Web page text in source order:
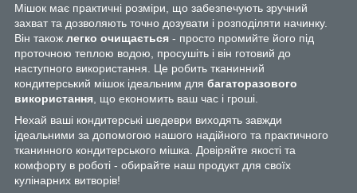
Мішок має практичні розміри, що забезпечують зручний
захват та дозволяють точно дозувати і розподіляти начинку.
Він також легко очищається - просто промийте його під
проточною теплою водою, просушіть і він готовий до
наступного використання. Це робить тканинний
кондитерський мішок ідеальним для багаторазового
використання , що економить ваш час і гроші.
Нехай ваші кондитерські шедеври виходять завжди
ідеальними за допомогою нашого надійного та практичного
тканинного кондитерського мішка. Довіряйте якості та
комфорту в роботі - обирайте наш продукт для своїх
кулінарних витворів!